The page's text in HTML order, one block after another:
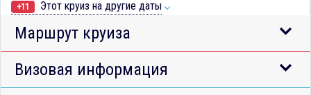
+11 Этот круиз на другие даты
Маршрут круиза
Визовая информация